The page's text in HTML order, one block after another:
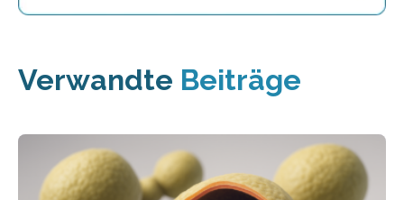
Verwandte Beiträge